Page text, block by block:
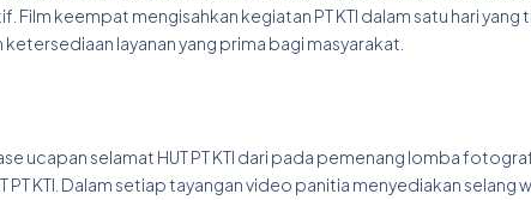
keempat mengisahkan kegiatan PT KTI dalam satu hari yang
layanan yang prima bagi masyarakat.
ucapan selamat HUT PT KTI dari pada pemenang lomba
KTI. Dalam setiap tayangan video panitia menyediakan selang